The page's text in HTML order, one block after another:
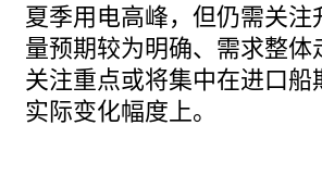
夏季用电高峰，但仍需关
量预期较为明确、需求整
关注重点或将集中在进口
实际变化幅度上。